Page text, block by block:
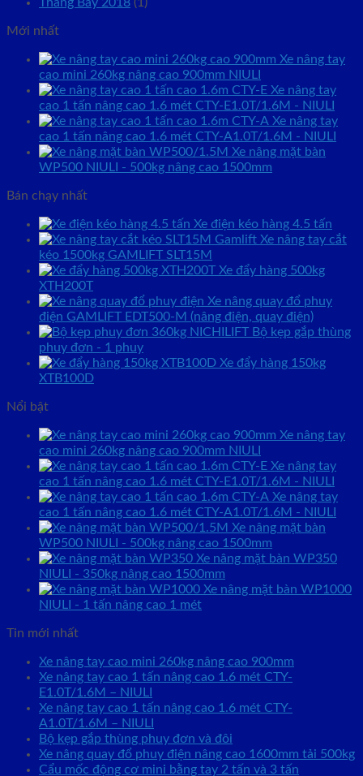
Mới nhất
Xe nâng tay
cao mini 260kg nâng cao 900mm NIULI
Xe nâng tay
cao 1 tấn nâng cao 1.6 mét CTY-E1.0T/1.6M - NIULI
Xe nâng tay
cao 1 tấn nâng cao 1.6 mét CTY-A1.0T/1.6M - NIULI
Xe nâng mặt bàn
WP500 NIULI - 500kg nâng cao 1500mm
Bán chạy nhất
Xe điện kéo hàng 4.5 tấn
Xe nâng tay cắt
kéo 1500kg GAMLIFT SLT15M
Xe đẩy hàng 500kg
XTH200T
Xe nâng quay đổ phuy
điện GAMLIFT EDT500-M (nâng điện, quay điện)
Bộ kẹp gắp thùng
phuy đơn - 1 phuy
Xe đẩy hàng 150kg
XTB100D
Nổi bật
Xe nâng tay
cao mini 260kg nâng cao 900mm NIULI
Xe nâng tay
cao 1 tấn nâng cao 1.6 mét CTY-E1.0T/1.6M - NIULI
Xe nâng tay
cao 1 tấn nâng cao 1.6 mét CTY-A1.0T/1.6M - NIULI
Xe nâng mặt bàn
WP500 NIULI - 500kg nâng cao 1500mm
Xe nâng mặt bàn WP350
NIULI - 350kg nâng cao 1500mm
Xe nâng mặt bàn WP1000
NIULI - 1 tấn nâng cao 1 mét
Tin mới nhất
Xe nâng tay cao mini 260kg nâng cao 900mm
Xe nâng tay cao 1 tấn nâng cao 1.6 mét CTY-
E1.0T/1.6M – NIULI
Xe nâng tay cao 1 tấn nâng cao 1.6 mét CTY-
A1.0T/1.6M – NIULI
Bộ kẹp gắp thùng phuy đơn và đôi
Xe nâng quay đổ phuy điện nâng cao 1600mm tải 500kg
Cẩu mốc động cơ mini bằng tay 2 tấn và 3 tấn